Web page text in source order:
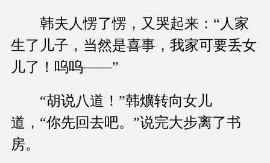
韩夫人愣了愣，又哭起来：“人家
生了儿子，当然是喜事，我家可要丢女
儿了！呜呜——”
“胡说八道！”韩爌转向女儿
道，“你先回去吧。”说完大步离了书
房。